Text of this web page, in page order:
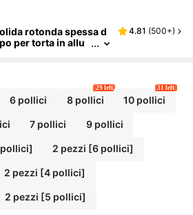
rotonda spessa d
per torta in allu
di sformatura
4.81 (500+)
6 pollici 8 pollici
29 left
10 pollici
31 left
7 pollici 9 pollici
2 pezzi [6 pollici]
2 pezzi [4 pollici]
2 pezzi [5 pollici]